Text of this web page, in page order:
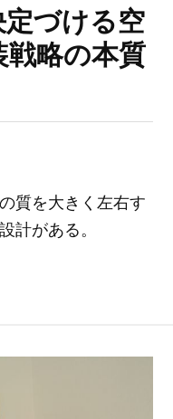
づける空
略の本質
質を大きく左右す
計がある。